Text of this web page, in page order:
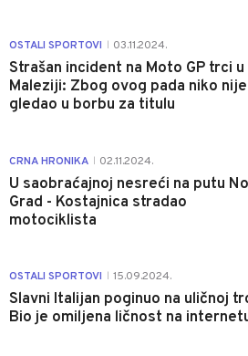
OSTALI SPORTOVI 03.11.2024.
Strašan incident na Moto GP trci u
Maleziji: Zbog ovog pada niko nije
gledao u borbu za titulu
CRNA HRONIKA 02.11.2024.
U saobraćajnoj nesreći na putu
Grad - Kostajnica stradao
motociklista
OSTALI SPORTOVI 15.09.2024.
Slavni Italijan poginuo na uličnoj
Bio je omiljena ličnost na